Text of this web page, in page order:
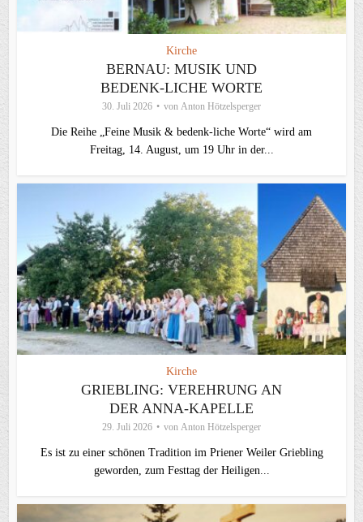
Kirche
BERNAU: MUSIK UND
BEDENK-LICHE WORTE
30. Juli 2026 von Anton Hötzelsperger
Die Reihe „Feine Musik & bedenk-liche Worte“ wird am
Freitag, 14. August, um 19 Uhr in der...
Kirche
GRIEBLING: VEREHRUNG AN
DER ANNA-KAPELLE
29. Juli 2026 von Anton Hötzelsperger
Es ist zu einer schönen Tradition im Priener Weiler Griebling
geworden, zum Festtag der Heiligen...